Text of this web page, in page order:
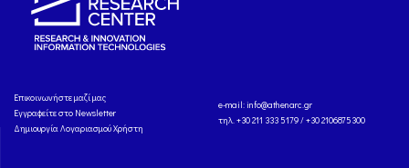
Eπικοινωνήστε μαζί μας
Εγγραφείτε στο Newsletter
Δημιουργία Λογαριασμού Χρήστη
e-mail: info@athenarc.gr
τηλ. +30 211 333 5179 / +30 2106875300